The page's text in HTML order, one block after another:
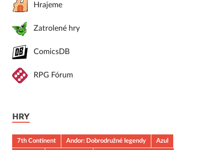
Hrajeme
Zatrolené hry
ComicsDB
RPG Fórum
HRY
7th Continent Andor: Dobrodružné legendy
Azul